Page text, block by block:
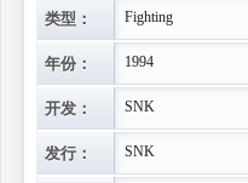
类型： Fighting
年份： 1994
开发： SNK
发行： SNK